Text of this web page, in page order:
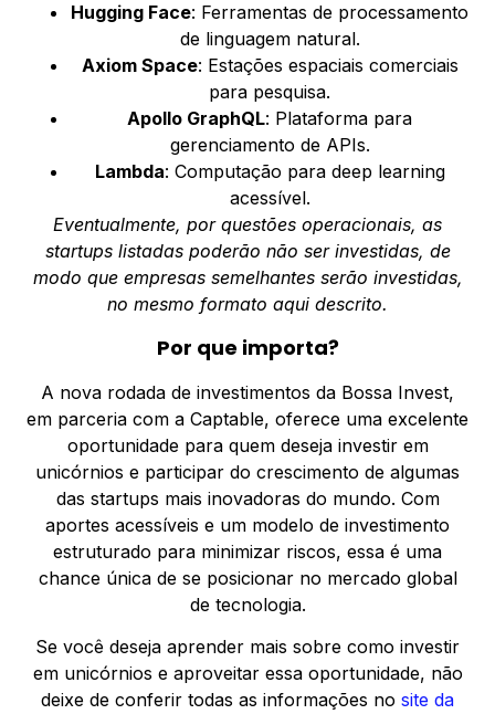
Hugging Face: Ferramentas de processamento
de linguagem natural.
Axiom Space: Estações espaciais comerciais
para pesquisa.
Apollo GraphQL: Plataforma para
gerenciamento de APIs.
Lambda: Computação para deep learning
acessível.
Eventualmente, por questões operacionais, as
startups listadas poderão não ser investidas, de
modo que empresas semelhantes serão investidas,
no mesmo formato aqui descrito.
Por que importa?
A nova rodada de investimentos da Bossa Invest,
em parceria com a Captable, oferece uma excelente
oportunidade para quem deseja investir em
unicórnios e participar do crescimento de algumas
das startups mais inovadoras do mundo. Com
aportes acessíveis e um modelo de investimento
estruturado para minimizar riscos, essa é uma
chance única de se posicionar no mercado global
de tecnologia.
Se você deseja aprender mais sobre como investir
em unicórnios e aproveitar essa oportunidade, não
deixe de conferir todas as informações no site da